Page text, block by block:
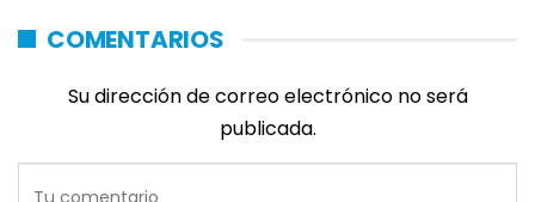
COMENTARIOS
Su dirección de correo electrónico no será
publicada.